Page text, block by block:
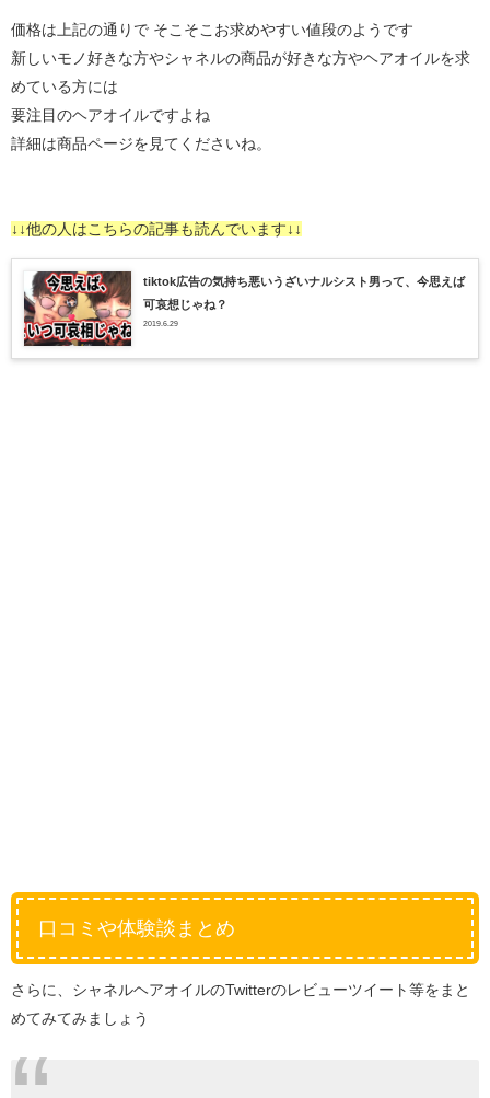
価格は上記の通りで そこそこお求めやすい値段のようです
新しいモノ好きな方やシャネルの商品が好きな方やヘアオイルを求
めている方には
要注目のヘアオイルですよね
詳細は商品ページを見てくださいね。
↓↓他の人はこちらの記事も読んでいます↓↓
tiktok広告の気持ち悪いうざいナルシスト男って、今思えば
可哀想じゃね？
2019.6.29
口コミや体験談まとめ
さらに、シャネルヘアオイルのTwitterのレビューツイート等をまと
めてみてみましょう